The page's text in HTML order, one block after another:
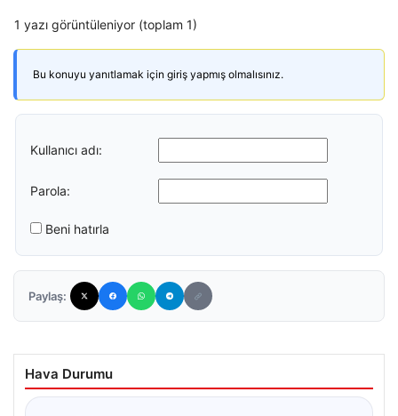
1 yazı görüntüleniyor (toplam 1)
Bu konuyu yanıtlamak için giriş yapmış olmalısınız.
Kullanıcı adı:
Parola:
Beni hatırla
Paylaş:
Hava Durumu